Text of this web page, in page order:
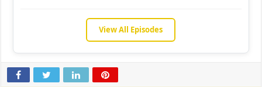
View All Episodes